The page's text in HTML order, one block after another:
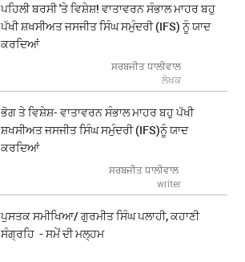
ਪਹਿਲੀ ਬਰਸੀ 'ਤੇ ਵਿਸ਼ੇਸ਼! ਵਾਤਾਵਰਨ ਸੰਭਾਲ ਮਾਹਰ ਬਹੁ
ਪੱਖੀ ਸ਼ਖਸੀਅਤ ਜਸਜੀਤ ਸਿੰਘ ਸਮੁੰਦਰੀ (IFS) ਨੂੰ ਯਾਦ
ਕਰਦਿਆਂ
ਸਰਬਜੀਤ ਧਾਲੀਵਾਲ
ਲੇਖਕ
ਭੋਗ ਤੇ ਵਿਸ਼ੇਸ਼- ਵਾਤਾਵਰਨ ਸੰਭਾਲ ਮਾਹਰ ਬਹੁ ਪੱਖੀ
ਸ਼ਖਸੀਅਤ ਜਸਜੀਤ ਸਿੰਘ ਸਮੁੰਦਰੀ (IFS)ਨੂੰ ਯਾਦ
ਕਰਦਿਆਂ
ਸਰਬਜੀਤ ਧਾਲੀਵਾਲ
writer
ਪੁਸਤਕ ਸਮੀਖਿਆ/ ਗੁਰਮੀਤ ਸਿੰਘ ਪਲਾਹੀ, ਕਹਾਣੀ
ਸੰਗ੍ਰਹਿ - ਸਮੇਂ ਦੀ ਮਲ੍ਹਮ